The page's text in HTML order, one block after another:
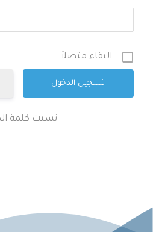
البقاء متصلاً
نسيت كلمة